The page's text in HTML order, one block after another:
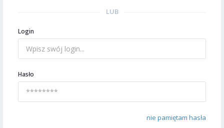
LUB
Login
Hasło
nie pamiętam hasła